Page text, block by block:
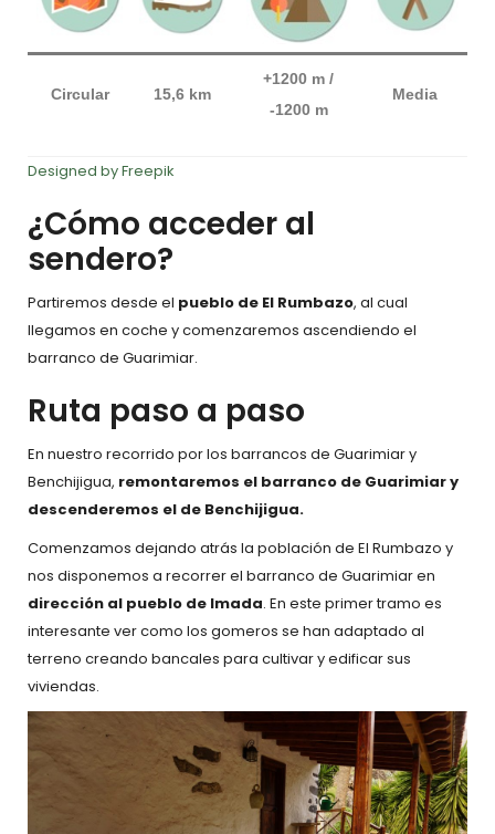
Circular 15,6 km
+1200 m /
-1200 m
Media
Designed by Freepik
¿Cómo acceder al
sendero?
Partiremos desde el pueblo de El Rumbazo, al cual
llegamos en coche y comenzaremos ascendiendo el
barranco de Guarimiar.
Ruta paso a paso
En nuestro recorrido por los barrancos de Guarimiar y
Benchijigua, remontaremos el barranco de Guarimiar y
descenderemos el de Benchijigua.
Comenzamos dejando atrás la población de El Rumbazo y
nos disponemos a recorrer el barranco de Guarimiar en
dirección al pueblo de Imada. En este primer tramo es
interesante ver como los gomeros se han adaptado al
terreno creando bancales para cultivar y edificar sus
viviendas.